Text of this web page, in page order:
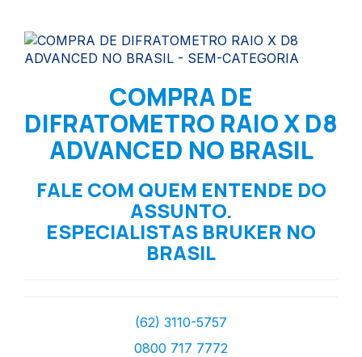
COMPRA DE
DIFRATOMETRO RAIO X D8
ADVANCED NO BRASIL
FALE COM QUEM ENTENDE DO
ASSUNTO.
ESPECIALISTAS BRUKER NO
BRASIL
(62) 3110-5757
0800 717 7772